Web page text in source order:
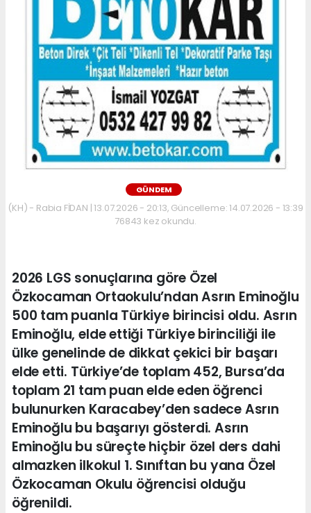
GÜNDEM
(KH) - Rabia FİDAN | 13.07.2026 - 20:13, Güncelleme: 14.07.2026 - 13:39
76843 kez okundu.
2026 LGS sonuçlarına göre Özel
Özkocaman Ortaokulu’ndan Asrın Eminoğlu
500 tam puanla Türkiye birincisi oldu. Asrın
Eminoğlu, elde ettiği Türkiye birinciliği ile
ülke genelinde de dikkat çekici bir başarı
elde etti. Türkiye’de toplam 452, Bursa’da
toplam 21 tam puan elde eden öğrenci
bulunurken Karacabey’den sadece Asrın
Eminoğlu bu başarıyı gösterdi. Asrın
Eminoğlu bu süreçte hiçbir özel ders dahi
almazken ilkokul 1. Sınıftan bu yana Özel
Özkocaman Okulu öğrencisi olduğu
öğrenildi.